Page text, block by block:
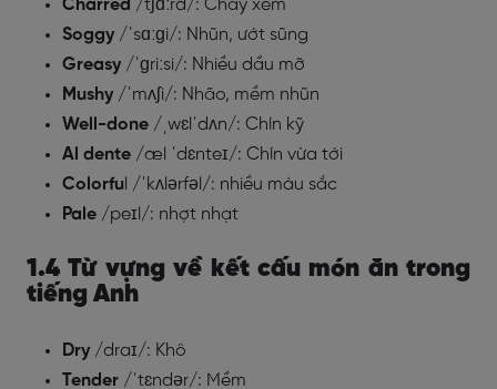
Charred /tʃɑːrd/: Cháy xém
Soggy /ˈsɑːɡi/: Nhũn, ướt sũng
Greasy /ˈɡriːsi/: Nhiều dầu mỡ
Mushy /ˈmʌʃi/: Nhão, mềm nhũn
Well-done /ˌwɛlˈdʌn/: Chín kỹ
Al dente /æl ˈdɛnteɪ/: Chín vừa tới
Colorfu l /ˈkʌlərfəl/: nhiều màu sắc
Pale /peɪl/: nhợt nhạt
1.4 Từ vựng về kết cấu món ăn trong
tiếng Anh
Dry /draɪ/: Khô
Tender /ˈtɛndər/: Mềm